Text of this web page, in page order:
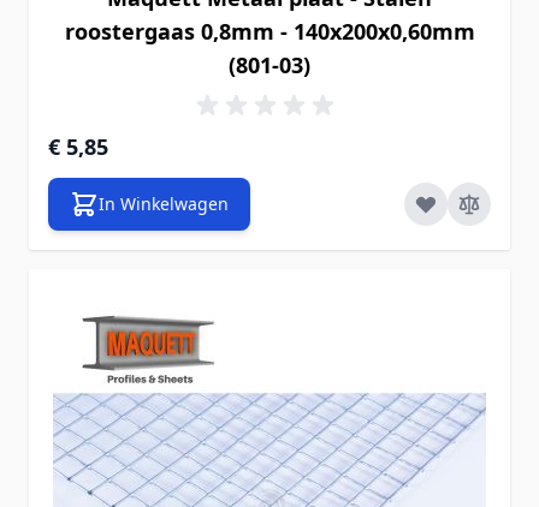
roostergaas 0,8mm - 140x200x0,60mm
(801-03)
€ 5,85
In Winkelwagen